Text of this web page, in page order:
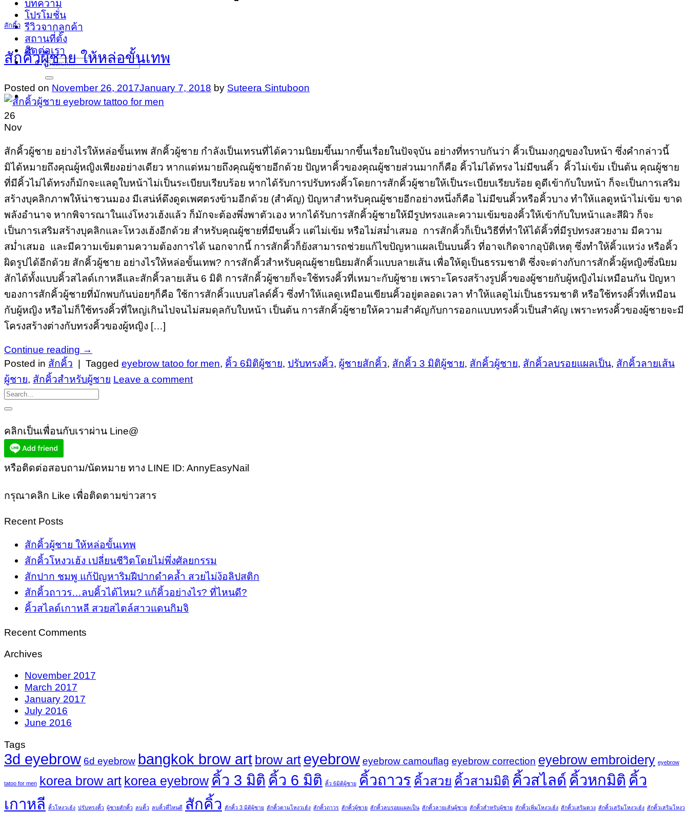
บทความ
โปรโมชั่น
รีวิวจากลูกค้า
สถานที่ตั้ง
ติดต่อเรา
Search
สักคิ้ว
สักคิ้วผู้ชาย ให้หล่อขั้นเทพ
Posted on November 26, 2017January 7, 2018 by Suteera Sintuboon
26
Nov
สักคิ้วผู้ชาย อย่างไรให้หล่อขั้นเทพ สักคิ้วผู้ชาย กำลังเป็นเทรนที่ได้ความนิยมขึ้นมากขึ้นเรื่อยในปัจจุบัน อย่างที่ทราบกันว่า คิ้วเป็นมงกุฎของใบหน้า ซึ่งคำกล่าวนี้
มิได้หมายถึงคุณผู้หญิงเพียงอย่างเดียว หากแต่หมายถึงคุณผู้ชายอีกด้วย ปัญหาคิ้วของคุณผู้ชายส่วนมากก็คือ คิ้วไม่ได้ทรง ไม่มีขนคิ้ว คิ้วไม่เข้ม เป็นต้น คุณผู้ชาย
ที่มีคิ้วไม่ได้ทรงก็มักจะแลดูใบหน้าไม่เป็นระเบียบเรียบร้อย หากได้รับการปรับทรงคิ้วโดยการสักคิ้วผู้ชายให้เป็นระเบียบเรียบร้อย ดูดีเข้ากับใบหน้า ก็จะเป็นการเสริม
สร้างบุคลิกภาพให้น่าชวนมอง มีเสน่ห์ดึงดูดเพศตรงข้ามอีกด้วย (สำคัญ) ปัญหาสำหรับคุณผู้ชายอีกอย่างหนึ่งก็คือ ไม่มีขนคิ้วหรือคิ้วบาง ทำให้แลดูหน้าไม่เข้ม ขาด
พลังอำนาจ หากพิจารณาในแง่โหงวเฮ้งแล้ว ก็มักจะต้องพึ่งพาตัวเอง หากได้รับการสักคิ้วผู้ชายให้มีรูปทรงและความเข้มของคิ้วให้เข้ากับใบหน้าและสีผิว ก็จะ
เป็นการเสริมสร้างบุคลิกและโหวงเฮ้งอีกด้วย สำหรับคุณผู้ชายที่มีขนคิ้ว แต่ไม่เข้ม หรือไม่สม่ำเสมอ การสักคิ้วก็เป็นวิธีที่ทำให้ได้คิ้วที่มีรูปทรงสวยงาม มีความ
สม่ำเสมอ และมีความเข้มตามความต้องการได้ นอกจากนี้ การสักคิ้วก็ยังสามารถช่วยแก้ไขปัญหาแผลเป็นบนคิ้ว ที่อาจเกิดจากอุบัติเหตุ ซึ่งทำให้คิ้วแหว่ง หรือคิ้ว
ผิดรูปได้อีกด้วย สักคิ้วผู้ชาย อย่างไรให้หล่อขั้นเทพ? การสักคิ้วสำหรับคุณผู้ชายนิยมสักคิ้วแบบลายเส้น เพื่อให้ดูเป็นธรรมชาติ ซึ่งจะต่างกับการสักคิ้วผู้หญิงซึ่งนิยม
สักได้ทั้งแบบคิ้วสไลด์เกาหลีและสักคิ้วลายเส้น 6 มิติ การสักคิ้วผู้ชายก็จะใช้ทรงคิ้วที่เหมาะกับผู้ชาย เพราะโครงสร้างรูปคิ้วของผู้ชายกับผู้หญิงไม่เหมือนกัน ปัญหา
ของการสักคิ้วผู้ชายที่มักพบกันบ่อยๆก็คือ ใช้การสักคิ้วแบบสไลด์คิ้ว ซึ่งทำให้แลดูเหมือนเขียนคิ้วอยู่ตลอดเวลา ทำให้แลดูไม่เป็นธรรมชาติ หรือใช้ทรงคิ้วที่เหมือน
กับผู้หญิง หรือไม่ก็ใช้ทรงคิ้วที่ใหญ่เกินไปจนไม่สมดุลกับใบหน้า เป็นต้น การสักคิ้วผู้ชายให้ความสำคัญกับการออกแบบทรงคิ้วเป็นสำคัญ เพราะทรงคิ้วของผู้ชายจะมี
โครงสร้างต่างกับทรงคิ้วของผู้หญิง […]
Continue reading →
Posted in สักคิ้ว | Tagged eyebrow tatoo for men, คิ้ว 6มิติผู้ชาย, ปรับทรงคิ้ว, ผู้ชายสักคิ้ว, สักคิ้ว 3 มิติผู้ชาย, สักคิ้วผู้ชาย, สักคิ้วลบรอยแผลเป็น, สักคิ้วลายเส้น
ผู้ชาย, สักคิ้วสำหรับผู้ชาย Leave a comment
คลิกเป็นเพื่อนกับเราผ่าน Line@
หรือติดต่อสอบถาม/นัดหมาย ทาง LINE ID: AnnyEasyNail
กรุณาคลิก Like เพื่อติดตามข่าวสาร
Recent Posts
สักคิ้วผู้ชาย ให้หล่อขั้นเทพ
สักคิ้วโหงวเฮ้ง เปลี่ยนชีวิตโดยไม่พึ่งศัลยกรรม
สักปาก ชมพู แก้ปัญหาริมฝีปากดำคล้ำ สวยไม่ง้อลิปสติก
สักคิ้วถาวร…ลบคิ้วได้ไหม? แก้คิ้วอย่างไร? ที่ไหนดี?
คิ้วสไลด์เกาหลี สวยสไตล์สาวแดนกิมจิ
Recent Comments
Archives
November 2017
March 2017
January 2017
July 2016
June 2016
Tags
3d eyebrow 6d eyebrow bangkok brow art brow art eyebrow eyebrow camouflag eyebrow correction eyebrow embroidery eyebrow
tatoo for men korea brow art korea eyebrow คิ้ว 3 มิติ คิ้ว 6 มิติ คิ้ว 6มิติผู้ชาย คิ้วถาวร คิ้วสวย คิ้วสามมิติ คิ้วสไลด์ คิ้วหกมิติ คิ้ว
เกาหลี คิ้วโหงวเฮ้ง ปรับทรงคิ้ว ผู้ชายสักคิ้ว ลบคิ้ว ลบคิ้วที่ไหนดี สักคิ้ว สักคิ้ว 3 มิติผู้ชาย สักคิ้วตามโหงวเฮ้ง สักคิ้วถาวร สักคิ้วผู้ชาย สักคิ้วลบรอยแผลเป็น สักคิ้วลายเส้นผู้ชาย สักคิ้วสำหรับผู้ชาย สักคิ้วเพิ่มโหงวเฮ้ง สักคิ้วเสริมดวง สักคิ้วเสริมโหงวเฮ้ง สักคิ้วเสริมโหงว